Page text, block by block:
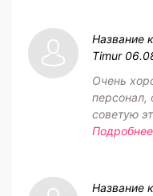
Название
Timur
Очень
персонал,
советую
Название